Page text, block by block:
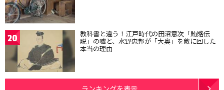
20 教科書と違う！江戸時代の田沼意次「賄賂伝
説」の嘘と、水野忠邦が「大奥」を敵に回した
本当の理由